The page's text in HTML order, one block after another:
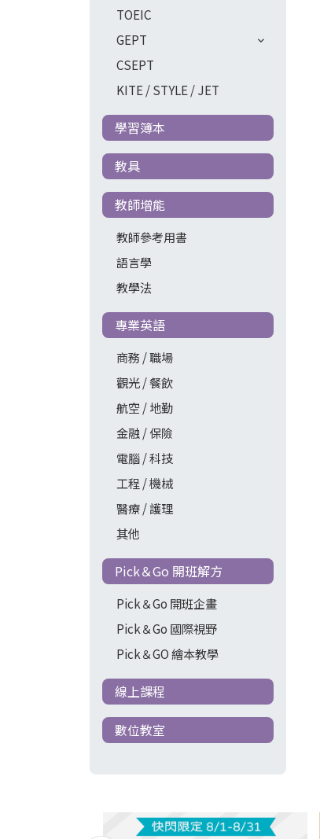
TOEIC
GEPT
CSEPT
KITE / STYLE / JET
學習簿本
教具
教師增能
教師參考用書
語言學
教學法
專業英語
商務 / 職場
觀光 / 餐飲
航空 / 地勤
金融 / 保險
電腦 / 科技
工程 / 機械
醫療 / 護理
其他
Pick＆Go 開班解方
Pick＆Go 開班企畫
Pick＆Go 國際視野
Pick＆GO 繪本教學
線上課程
數位教室